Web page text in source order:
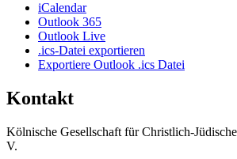
iCalendar
Outlook 365
Outlook Live
.ics-Datei exportieren
Exportiere Outlook .ics Datei
Kontakt
Kölnische Gesellschaft für Christlich-
V.